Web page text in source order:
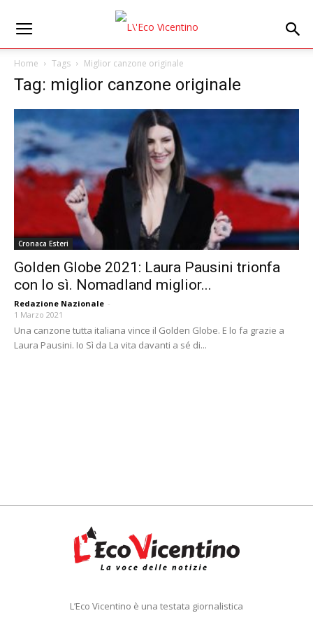
Home Tags Miglior canzone originale
Tag: miglior canzone originale
Cronaca Esteri
Golden Globe 2021: Laura Pausini trionfa
con Io sì. Nomadland miglior...
Redazione Nazionale -
1 Marzo 2021
Una canzone tutta italiana vince il Golden Globe. E lo fa grazie a
Laura Pausini. Io Sì da La vita davanti a sé di...
L’Eco Vicentino è una testata giornalistica